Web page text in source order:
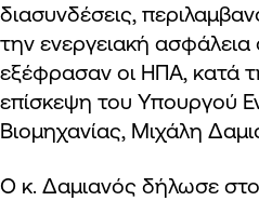
διασυνδέσεις,
την ενεργειακή ασφάλεια
εξέφρασαν οι ΗΠΑ, κατά
επίσκεψη του Υπουργού
Βιομηχανίας, Μιχάλη
Ο κ. Δαμιανός δήλωσε